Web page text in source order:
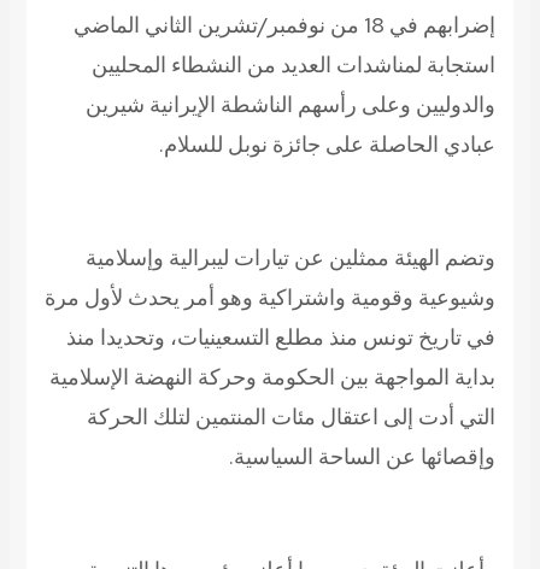
إضرابهم في 18 من نوفمبر/تشرين الثاني الماضي
استجابة لمناشدات العديد من النشطاء المحليين
والدوليين وعلى رأسهم الناشطة الإيرانية شيرين
عبادي الحاصلة على جائزة نوبل للسلام.
وتضم الهيئة ممثلين عن تيارات ليبرالية وإسلامية
وشيوعية وقومية واشتراكية وهو أمر يحدث لأول مرة
في تاريخ تونس منذ مطلع التسعينيات، وتحديدا منذ
بداية المواجهة بين الحكومة وحركة النهضة الإسلامية
التي أدت إلى اعتقال مئات المنتمين لتلك الحركة
وإقصائها عن الساحة السياسية.